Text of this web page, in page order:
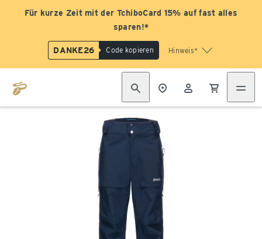
Für kurze Zeit mit der TchiboCard 15% auf fast alles
sparen!*
DANKE26 Code kopieren Hinweis*